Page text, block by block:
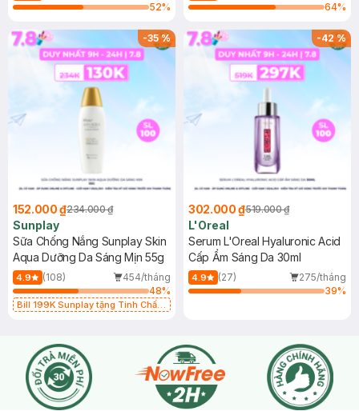
52%
64%
-35%
152.000 ₫234.000 ₫
Sunplay
Sữa Chống Nắng Sunplay Skin
Aqua Dưỡng Da Sáng Mịn 55g
4.9 (108)
454/tháng
48%
Bill 199K Sunplay tặng Tinh Chất
-42%
302.000 ₫519.000 ₫
L'Oreal
Serum L'Oreal Hyaluronic Acid
Cấp Ẩm Sáng Da 30ml
4.9 (27)
275/tháng
39%